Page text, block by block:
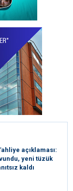
açıklaması:
yeni tüzük
kaldı